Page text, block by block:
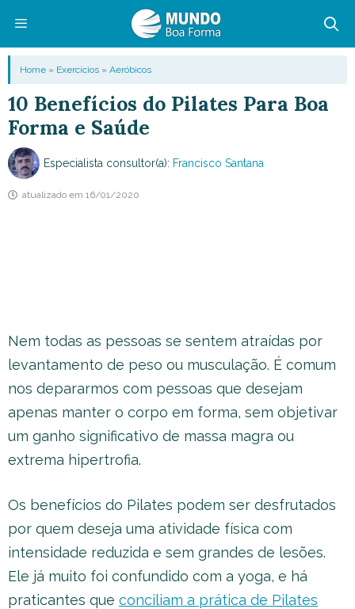
conteúdo
Menu
Home » Exercícios » Aeróbicos
10 Benefícios do Pilates Para Boa
Forma e Saúde
Especialista consultor(a): Francisco Santana
atualizado em 16/01/2020
Nem todas as pessoas se sentem atraídas por
levantamento de peso ou musculação. É comum
nos depararmos com pessoas que desejam
apenas manter o corpo em forma, sem objetivar
um ganho significativo de massa magra ou
extrema hipertrofia.
Os benefícios do Pilates podem ser desfrutados
por quem deseja uma atividade física com
intensidade reduzida e sem grandes de lesões.
Ele já muito foi confundido com a yoga, e há
praticantes que conciliam a prática de Pilates